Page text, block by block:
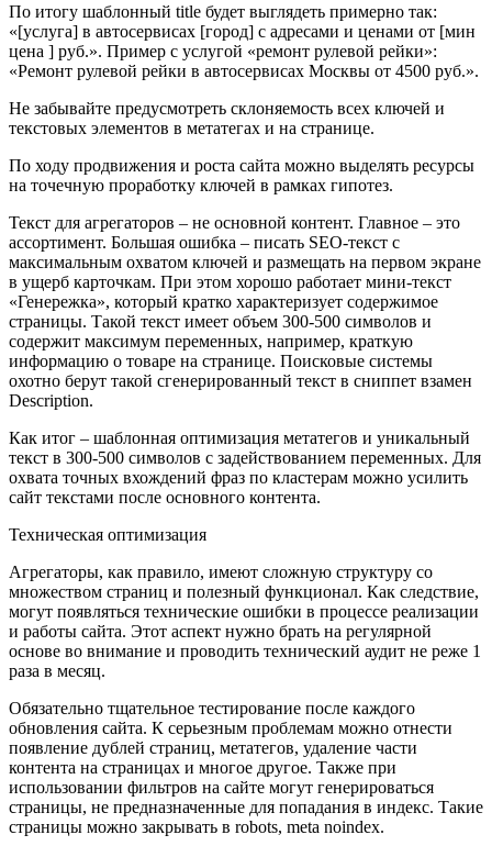
По итогу шаблонный title будет выглядеть примерно так:
«[услуга] в автосервисах [город] с адресами и ценами от [мин
цена ] руб.». Пример с услугой «ремонт рулевой рейки»:
«Ремонт рулевой рейки в автосервисах Москвы от 4500 руб.».
Не забывайте предусмотреть склоняемость всех ключей и
текстовых элементов в метатегах и на странице.
По ходу продвижения и роста сайта можно выделять ресурсы
на точечную проработку ключей в рамках гипотез.
Текст для агрегаторов – не основной контент. Главное – это
ассортимент. Большая ошибка – писать SEO-текст с
максимальным охватом ключей и размещать на первом экране
в ущерб карточкам. При этом хорошо работает мини-текст
«Генережка», который кратко характеризует содержимое
страницы. Такой текст имеет объем 300-500 символов и
содержит максимум переменных, например, краткую
информацию о товаре на странице. Поисковые системы
охотно берут такой сгенерированный текст в сниппет взамен
Description.
Как итог – шаблонная оптимизация метатегов и уникальный
текст в 300-500 символов с задействованием переменных. Для
охвата точных вхождений фраз по кластерам можно усилить
сайт текстами после основного контента.
Техническая оптимизация
Агрегаторы, как правило, имеют сложную структуру со
множеством страниц и полезный функционал. Как следствие,
могут появляться технические ошибки в процессе реализации
и работы сайта. Этот аспект нужно брать на регулярной
основе во внимание и проводить технический аудит не реже 1
раза в месяц.
Обязательно тщательное тестирование после каждого
обновления сайта. К серьезным проблемам можно отнести
появление дублей страниц, метатегов, удаление части
контента на страницах и многое другое. Также при
использовании фильтров на сайте могут генерироваться
страницы, не предназначенные для попадания в индекс. Такие
страницы можно закрывать в robots, meta noindex.